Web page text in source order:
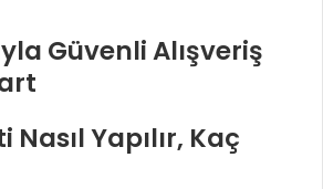
Güvenli Alışveriş
Yapılır, Kaç